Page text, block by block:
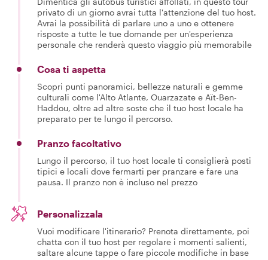
privato di un giorno avrai tutta l'attenzione del tuo host.
Avrai la possibilità di parlare uno a uno e ottenere
risposte a tutte le tue domande per un'esperienza
personale che renderà questo viaggio più memorabile
Cosa ti aspetta
Scopri punti panoramici, bellezze naturali e gemme
culturali come l'Alto Atlante, Ouarzazate e Aït-Ben-
Haddou, oltre ad altre soste che il tuo host locale ha
preparato per te lungo il percorso.
Pranzo facoltativo
Lungo il percorso, il tuo host locale ti consiglierà posti
tipici e locali dove fermarti per pranzare e fare una
pausa. Il pranzo non è incluso nel prezzo
Personalizzala
Vuoi modificare l'itinerario? Prenota direttamente, poi
chatta con il tuo host per regolare i momenti salienti,
saltare alcune tappe o fare piccole modifiche in base